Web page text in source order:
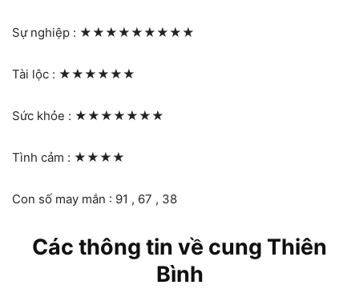
Sự nghiệp : ★★★★★★★★★
Tài lộc : ★★★★★★
Sức khỏe : ★★★★★★★
Tình cảm : ★★★★
Con số may mắn : 91 , 67 , 38
Các thông tin về cung Thiên
Bình